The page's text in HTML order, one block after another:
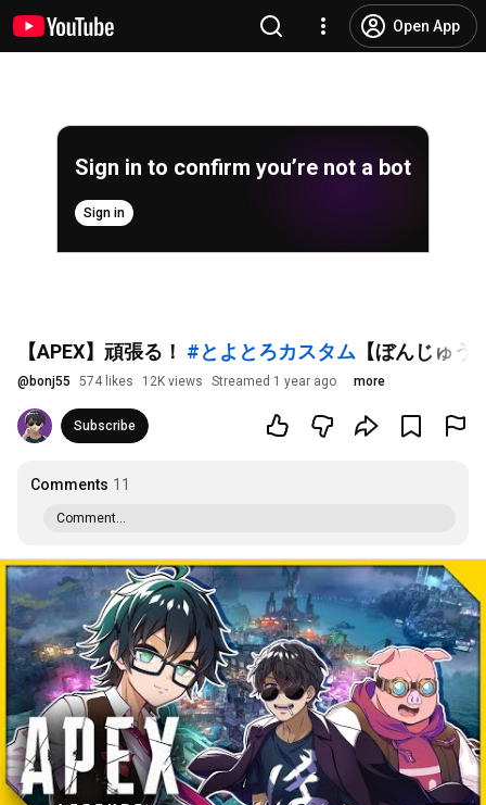
Open App
Sign in to confirm you’re not a bot
Sign in
【APEX】頑張る！ #とよとろカスタム 【ぼんじゅう
@ bonj55 574 likes 12K views Streamed 1 year ago more
Subscribe
Comments 11
Comment...